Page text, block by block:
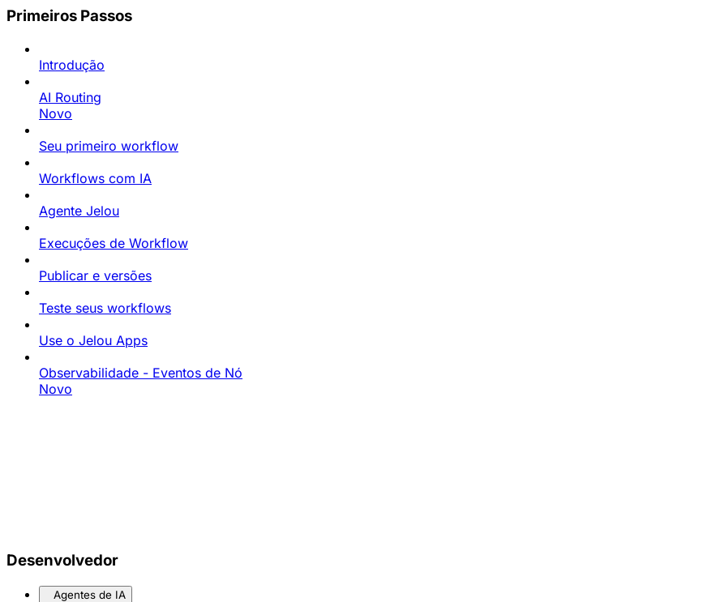
Primeiros Passos
Introdução
AI Routing
Novo
Seu primeiro workflow
Workflows com IA
Agente Jelou
Execuções de Workflow
Publicar e versões
Teste seus workflows
Use o Jelou Apps
Observabilidade - Eventos de Nó
Novo
Desenvolvedor
Agentes de IA